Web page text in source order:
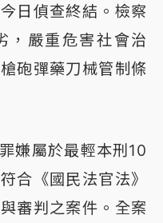
日偵查終結。檢察
，嚴重危害社會治
砲彈藥刀械管制條
嫌屬於最輕本刑10
合《國民法官法》
審判之案件。全案